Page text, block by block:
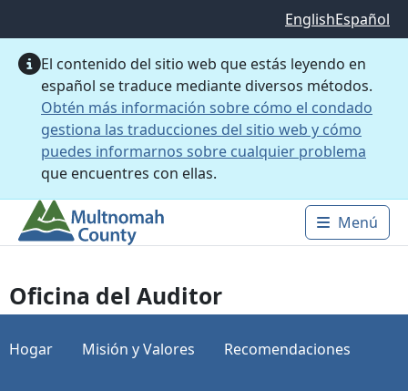
EnglishEspañol
El contenido del sitio web que estás leyendo en
español se traduce mediante diversos métodos.
Obtén más información sobre cómo el condado
gestiona las traducciones del sitio web y cómo
puedes informarnos sobre cualquier problema
que encuentres con ellas.
Main
Menú
Oficina del Auditor
Hogar Misión y Valores Recomendaciones